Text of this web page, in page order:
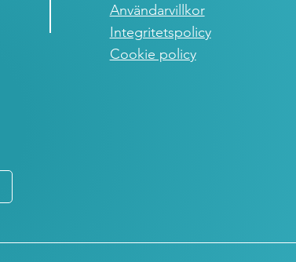
Användarvillkor
Integritetspolicy
Cookie policy